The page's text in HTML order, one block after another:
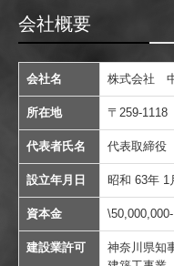
会社概要
会社名 株式会社
所在地 〒259-
代表者氏名 代表取締
設立年月日 昭和 63年 1
資本金 \50,000,000-
建設業許可
神奈川県知